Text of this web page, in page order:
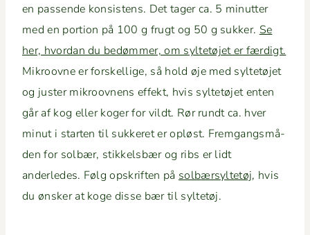
en passende kon­sis­tens. Det tager ca. 5 min­ut­ter
med en por­tion på 100 g frugt og 50 g sukker. Se
her, hvor­dan du bedøm­mer, om syl­tetø­jet er færdigt.
Mikroovne er forskel­lige, så hold øje med syl­tetø­jet
og juster mikroov­nens effekt, hvis syl­tetø­jet enten
går af kog eller koger for vildt. Rør rundt ca. hver
min­ut i starten til sukkeret er opløst. Frem­gangsmå­
den for sol­bær, stikkels­bær og ribs er lidt
anderledes. Følg opskriften på sol­bær­syl­tetøj, hvis
du ønsker at koge disse bær til syltetøj.